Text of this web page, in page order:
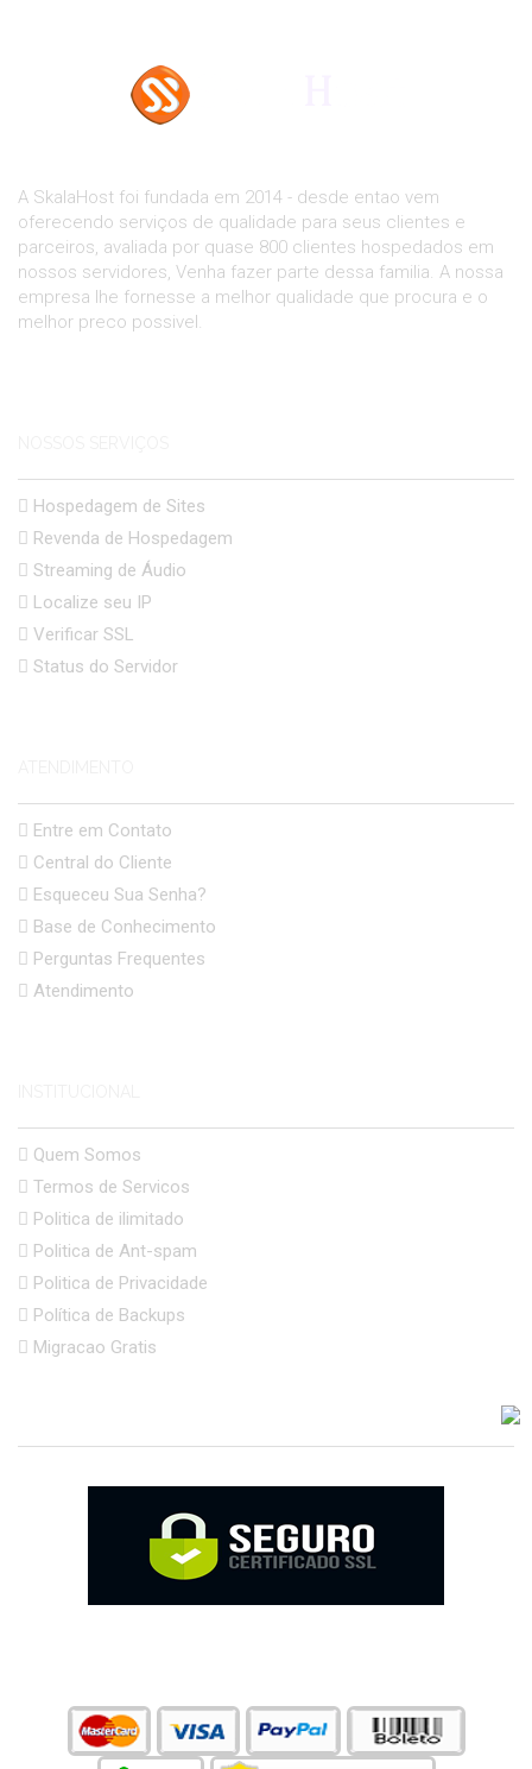
A SkalaHost foi fundada em 2014 - desde entao vem
oferecendo serviços de qualidade para seus clientes e
parceiros, avaliada por quase 800 clientes hospedados em
nossos servidores, Venha fazer parte dessa familia. A nossa
empresa lhe fornesse a melhor qualidade que procura e o
melhor preco possivel.
Hospedagem de Sites
Revenda de Hospedagem
Streaming de Áudio
Localize seu IP
Verificar SSL
Status do Servidor
Entre em Contato
Central do Cliente
Esqueceu Sua Senha?
Base de Conhecimento
Perguntas Frequentes
Atendimento
Quem Somos
Termos de Servicos
Politica de ilimitado
Politica de Ant-spam
Politica de Privacidade
Política de Backups
Migracao Gratis